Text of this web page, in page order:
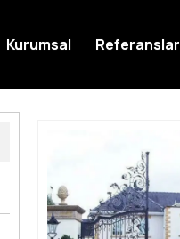
Kurumsal Referanslar